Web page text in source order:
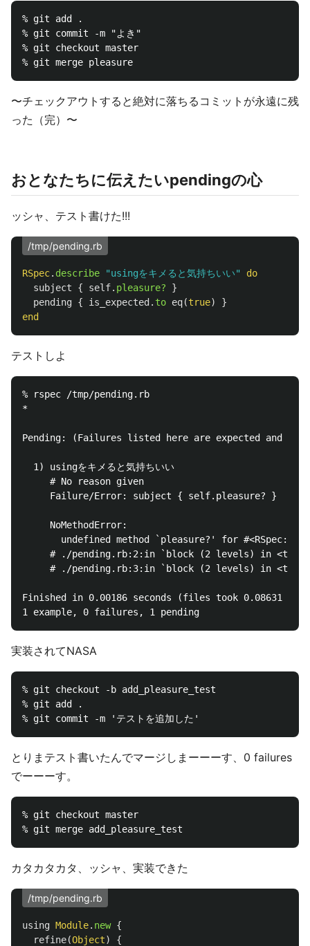
% git add .
% git commit -m "よき"
% git checkout master
〜チェックアウトすると絶対に落ちるコミットが永遠に残
った（完）〜
おとなたちに伝えたいpendingの心
ッシャ、テスト書けた!!!
/tmp/pending.rb
RSpec. describe "usingをキメると気持ちいい"
do
subject
{ self. pleasure?
}
pending { is_expected . to eq(true)
}
end
テストしよ
% rspec /tmp/pending.rb
*
Pending: (Failures listed here are expected and
  1) usingをキメると気持ちいい
     # No reason given
     Failure/Error: subject { self.pleasure? }
     NoMethodError:
undefined method `pleasure?' for
# ./pending.rb:2:in `block (2 levels) in <top
# ./pending.rb:3:in `block (2 levels) in <top
Finished in 0.00186 seconds (files took 0.08631
実装されてNASA
% git checkout -b add_pleasure_test
% git add .
とりまテスト書いたんでマージしまーーーす、0 failures
でーーーす。
% git checkout master
カタカタカタ、ッシャ、実装できた
/tmp/pending.rb
using Module. new {
refine(Object) {